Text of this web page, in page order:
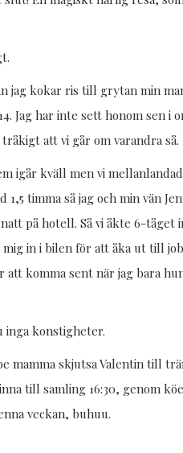
jag kokar ris till grytan min
Jag har inte sett honom sen i
att vi går om varandra så.
igår kväll men vi
timma så jag och min vän
på hotell. Så vi åkte 6-tåget
in i bilen för att åka ut till
att komma sent när jag bara
inga konstigheter.
mamma skjutsa Valentin till
till samling 16:30, genom
veckan, buhuu.